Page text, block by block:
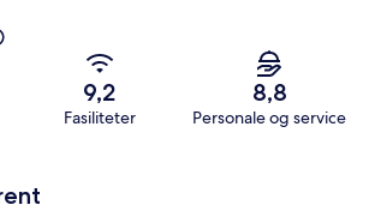
9,2
Fasiliteter
8,8
Personale og service